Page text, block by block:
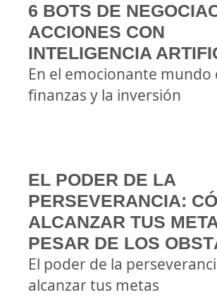
6 BOTS DE
ACCIONES CON
INTELIGENCIA
En el emocionante mundo
finanzas y la inversión
EL PODER DE LA
PERSEVERANCIA:
ALCANZAR TUS
PESAR DE LOS
El poder de la
alcanzar tus metas